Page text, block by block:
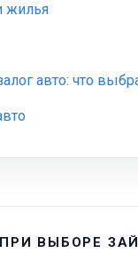
жилья
авто: что
ВЫБОРЕ